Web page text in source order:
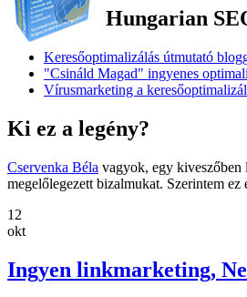
Hungarian
Keresőoptimalizálás útmutató
"Csináld Magad" ingyenes
Vírusmarketing a
Ki ez a legény?
Cservenka Béla vagyok, egy kiveszőben
megelőlegezett bizalmukat. Szerintem
12
okt
Ingyen linkmarketing,